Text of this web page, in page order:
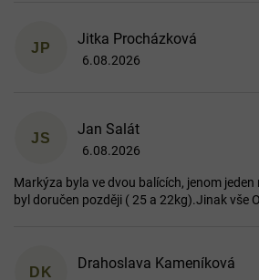
o
c
e
JP
Jitka Procházková
Hodnocení obchodu je 5 z 5
6.08.2026
JS
Jan Salát
Hodnocení obchodu je 4 z 5
6.08.2026
Markýza byla ve dvou balících, jenom
byl doručen později ( 25 a 22kg).Jinak vše
DK
Drahoslava Kameníková